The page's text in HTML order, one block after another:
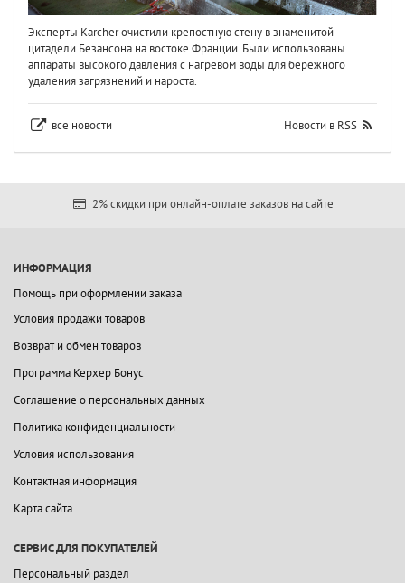
Эксперты Karcher очистили крепостную стену в знаменитой
цитадели Безансона на востоке Франции. Были использованы
аппараты высокого давления с нагревом воды для бережного
удаления загрязнений и нароста.
все новости Новости в RSS
2% скидки при онлайн-оплате заказов на сайте
ИНФОРМАЦИЯ
Помощь при оформлении заказа
Условия продажи товаров
Возврат и обмен товаров
Программа Керхер Бонус
Соглашение о персональных данных
Политика конфиденциальности
Условия использования
Контактная информация
Карта сайта
СЕРВИС ДЛЯ ПОКУПАТЕЛЕЙ
Персональный раздел